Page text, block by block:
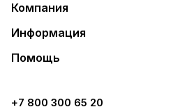
Компания
Информация
Помощь
+7 800 300 65 20